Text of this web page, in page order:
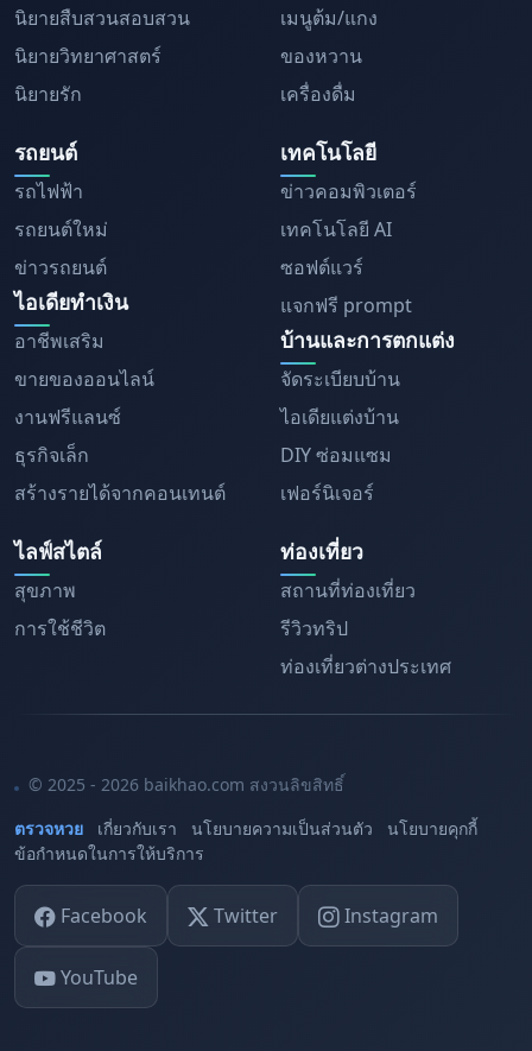
นิยายสืบสวนสอบสวน
นิยายวิทยาศาสตร์
นิยายรัก
เมนูต้ม/แกง
ของหวาน
เครื่องดื่ม
รถยนต์
รถไฟฟ้า
รถยนต์ใหม่
ข่าวรถยนต์
ไอเดียทำเงิน
อาชีพเสริม
ขายของออนไลน์
งานฟรีแลนซ์
ธุรกิจเล็ก
สร้างรายได้จากคอนเทนต์
เทคโนโลยี
ข่าวคอมพิวเตอร์
เทคโนโลยี AI
ซอฟต์แวร์
แจกฟรี prompt
บ้านและการตกแต่ง
จัดระเบียบบ้าน
ไอเดียแต่งบ้าน
DIY ซ่อมแซม
เฟอร์นิเจอร์
ไลฟ์สไตล์
สุขภาพ
การใช้ชีวิต
ท่องเที่ยว
สถานที่ท่องเที่ยว
รีวิวทริป
ท่องเที่ยวต่างประเทศ
© 2025 - 2026 baikhao.com สงวนลิขสิทธิ์
ตรวจหวย
เกี่ยวกับเรา นโยบายความเป็นส่วนตัว
นโยบายคุกกี้
ข้อกำหนดในการให้บริการ
Facebook Twitter Instagram
YouTube